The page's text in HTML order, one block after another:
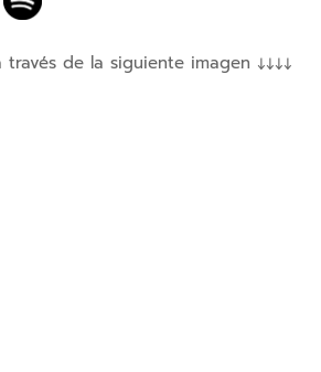
de la siguiente imagen ↓↓↓↓